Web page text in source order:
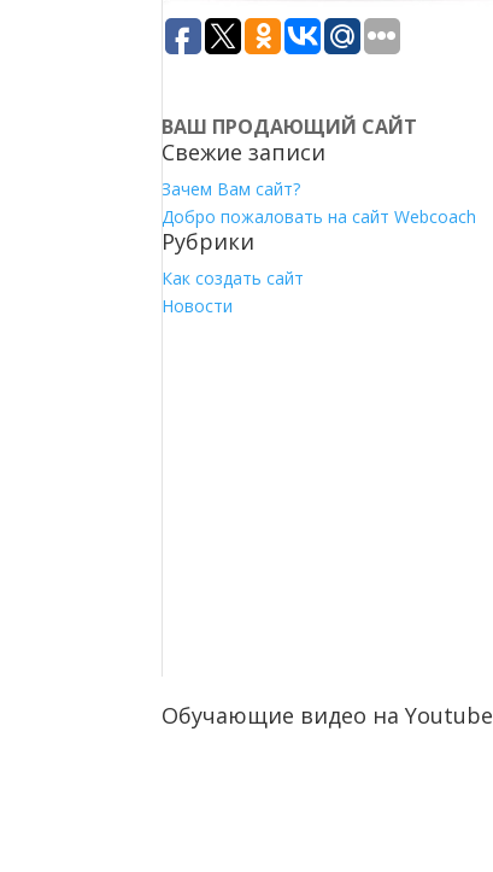
ВАШ ПРОДАЮЩИЙ САЙТ
Свежие записи
Зачем Вам сайт?
Добро пожаловать на сайт Webcoach
Рубрики
Как создать сайт
Новости
Обучающие видео на Youtube